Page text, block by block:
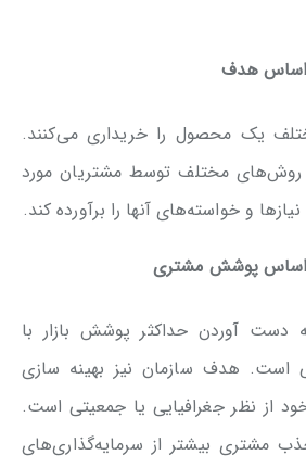
اساس هدف
یک محصول را خریداری می‌کنند.
روش‌های مختلف توسط مشتریان مورد
و خواسته‌های آنها را برآورده کند.
اساس پوشش مشتری
دست آوردن حداکثر پوشش بازار با
است. هدف سازمان نیز بهینه سازی
از نظر جغرافیایی یا جمعیتی است.
مشتری بیشتر از سرمایه‌گذاری‌های